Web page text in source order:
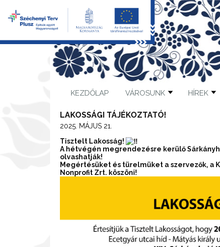
KEZDŐLAP VÁROSUNK HÍREK
LAKOSSÁGI TÁJÉKOZTATÓ!
2025. MÁJUS 21.
Tisztelt Lakosság!
A hétvégén megrendezésre kerülő
olvashatják!
Megértésüket és türelmüket a szervezők, a
Nonprofit Zrt. köszöni!